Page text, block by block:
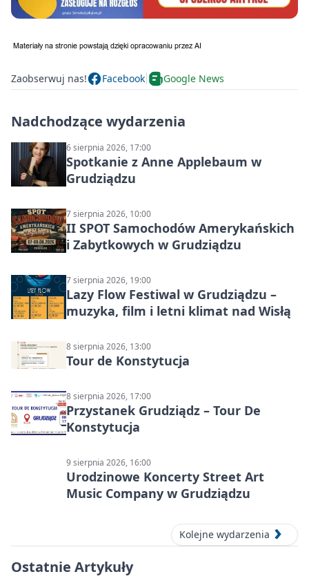
Zaobserwuj nas! Facebook Google News
Nadchodzące wydarzenia
6 sierpnia 2026, 17:00
Spotkanie z Anne Applebaum w
Grudziądzu
7 sierpnia 2026, 10:00
II SPOT Samochodów Amerykańskich
i Zabytkowych w Grudziądzu
7 sierpnia 2026, 19:00
Lazy Flow Festiwal w Grudziądzu –
muzyka, film i letni klimat nad Wisłą
8 sierpnia 2026, 13:00
Tour de Konstytucja
8 sierpnia 2026, 17:00
Przystanek Grudziądz – Tour De
Konstytucja
9 sierpnia 2026, 16:00
Urodzinowe Koncerty Street Art
Music Company w Grudziądzu
Kolejne wydarzenia
Ostatnie Artykuły